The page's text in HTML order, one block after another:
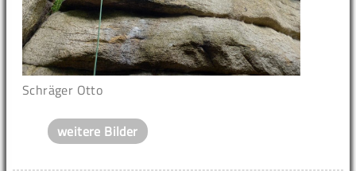
Schräger Otto
weitere Bilder